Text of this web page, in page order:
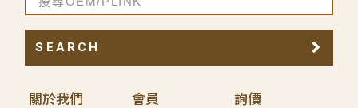
關於我們 會員 詢價
SEARCH